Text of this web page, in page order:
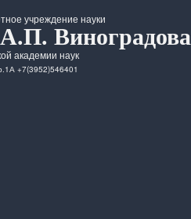
учреждение науки
Виноградова
академии наук
+7(3952)546401